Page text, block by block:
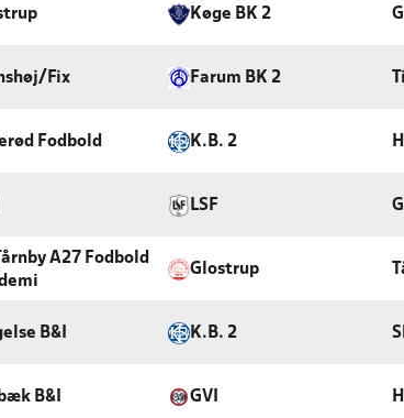
Køge BK 2
Fix Farum BK 2
Fodbold K.B. 2
LSF
A27 Fodbold
Glostrup
B&I K.B. 2
B&I GVI